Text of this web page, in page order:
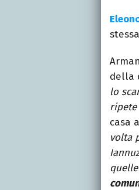
della
lo
ripete
casa
volta